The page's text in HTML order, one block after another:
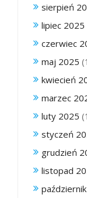
sierpień
lipiec 2025
czerwiec
maj 2025
kwiecień
marzec
luty 2025
styczeń
grudzień
listopad